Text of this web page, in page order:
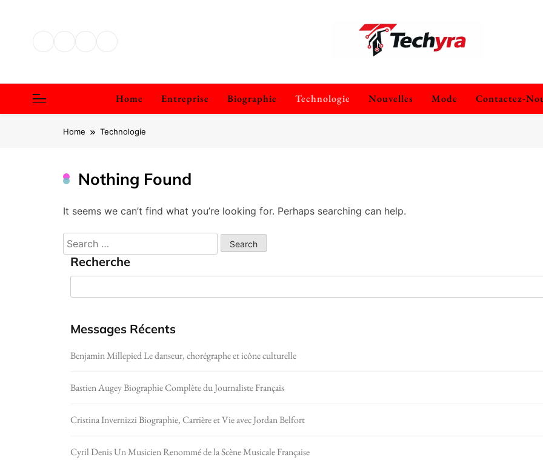
Home Entreprise Biographie Technologie Nouvelles Mode Contactez-
Home Technologie
Nothing Found
It seems we can’t find what you’re looking for. Perhaps searching can help.
Search
for:Recherche
Messages Récents
Benjamin Millepied Le danseur, chorégraphe et icône culturelle
Bastien Augey Biographie Complète du Journaliste Français
Cristina Invernizzi Biographie, Carrière et Vie avec Jordan Belfort
Cyril Denis Un Musicien Renommé de la Scène Musicale Française